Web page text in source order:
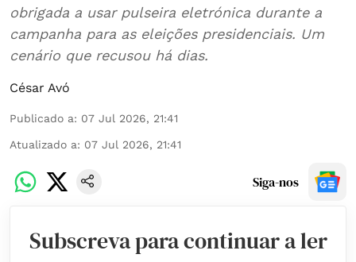
obrigada a usar pulseira eletrónica durante a
campanha para as eleições presidenciais. Um
cenário que recusou há dias.
César Avó
Publicado a: 07 Jul 2026, 21:41
Atualizado a: 07 Jul 2026, 21:41
Siga-nos
Subscreva para continuar a ler